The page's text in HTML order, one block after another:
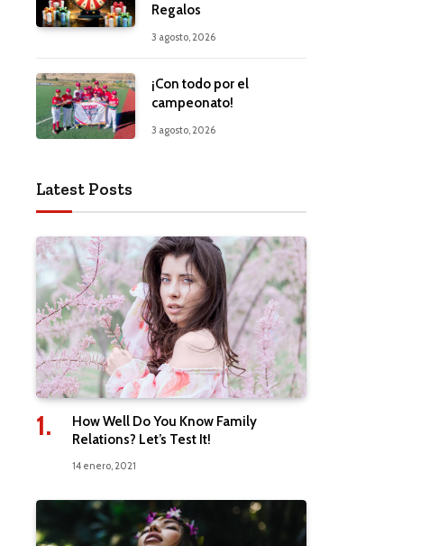
Regalos
3 agosto, 2026
¡Con todo por el
campeonato!
3 agosto, 2026
Latest Posts
How Well Do You Know Family
Relations? Let’s Test It!
14 enero, 2021